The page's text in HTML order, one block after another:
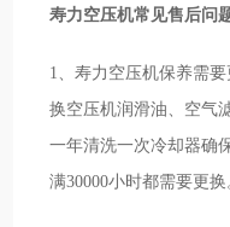
寿力空压机常见售后问
1、寿力空压机保养需
换空压机润滑油、空气
一年清洗一次冷却器确
满30000小时都需要更换